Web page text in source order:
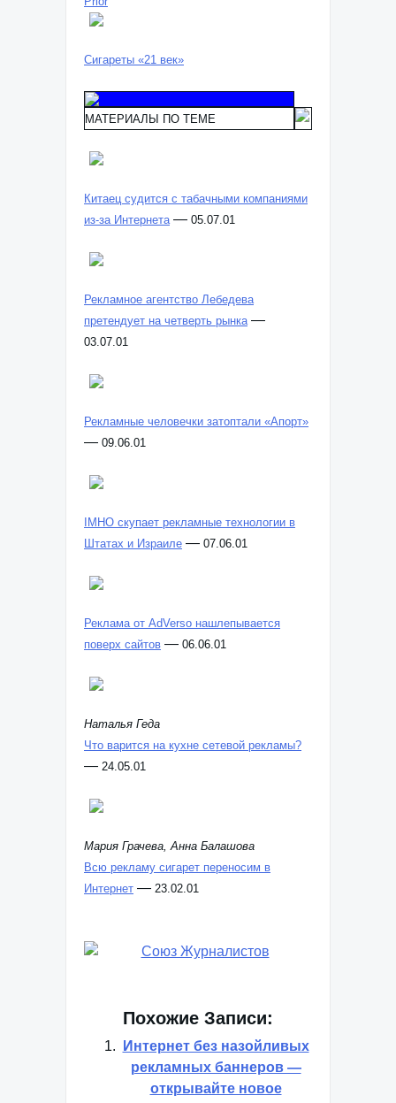
Сигареты «21 век»
МАТЕРИАЛЫ ПО ТЕМЕ
Китаец судится с табачными компаниями
из-за Интернета — 05.07.01
Рекламное агентство Лебедева
претендует на четверть рынка —
03.07.01
Рекламные человечки затоптали «Апорт»
— 09.06.01
IMHO скупает рекламные технологии в
Штатах и Израиле — 07.06.01
Реклама от AdVerso нашлепывается
поверх сайтов — 06.06.01
Наталья Геда
Что варится на кухне сетевой рекламы?
— 24.05.01
Мария Грачева, Анна Балашова
Всю рекламу сигарет переносим в
Интернет — 23.02.01
Похожие Записи:
Интернет без назойливых
рекламных баннеров —
открывайте новое